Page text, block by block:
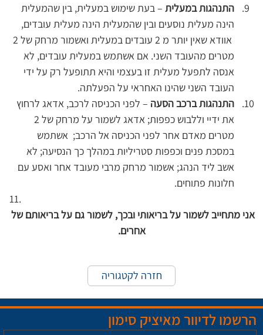
התנהגות במעלית – בעת שימוש במעלית, בין שהמעלית
הינה מעלית נוסעים ובין שהמעלית הינה מעלית עובדים,
מטרים מהעובד השני. אם אשתמש במעלית עובדים, לא
אנסה לתפעל מעלית זו בעצמי והיא תתופעל רק על ידי
העובד השני שהינו האחראי על הפעלתה.
התנהגות ברכב הסעה – לפני הכניסה לרכב, אדאג לרחוץ
מטרים מאדם אחר לפני הכניסה אל הרכב;  אשתמש
במסכת פנים וכפפות סטריליות במהלך כך הנסיעה; לא
אשב ליד הנהג; אשמור מרחק מרבי מעובד אחר ואסע עם
חלונות פתוחים.
אני מתחייב לשמור על בריאותי ובכך, לשמור גם על בריאותם של
אחרים.
חזרה לקטגוריה
הרשמו לדיוור מאיציק סימון